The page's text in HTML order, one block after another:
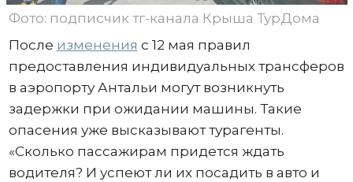
Фото: подписчик тг-канала Крыша ТурДома
После изменения с 12 мая правил
предоставления индивидуальных трансферов
в аэропорту Антальи могут возникнуть
задержки при ожидании машины. Такие
опасения уже высказывают турагенты.
«Сколько пассажирам придется ждать
водителя? И успеют ли их посадить в авто и